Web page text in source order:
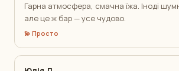
Гарна атмосфера, смачна їжа. Іноді
але це ж бар — усе чудово.
💫 Просто